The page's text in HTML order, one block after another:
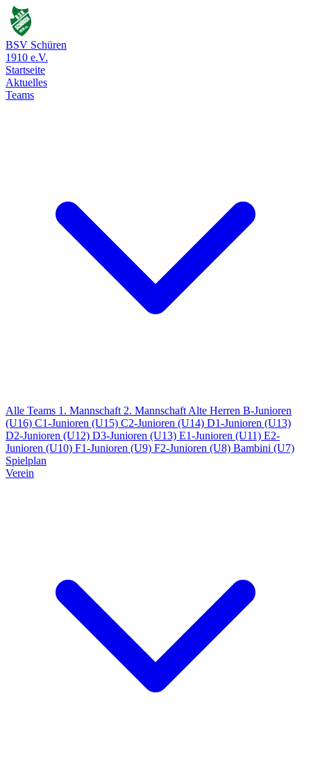
BSV Schüren
1910 e.V.
Startseite
Aktuelles
Teams
Alle Teams 1. Mannschaft 2. Mannschaft Alte Herren B-Junioren
(U16) C1-Junioren (U15) C2-Junioren (U14) D1-Junioren (U13)
D2-Junioren (U12) D3-Junioren (U13) E1-Junioren (U11) E2-
Junioren (U10) F1-Junioren (U9) F2-Junioren (U8) Bambini (U7)
Spielplan
Verein